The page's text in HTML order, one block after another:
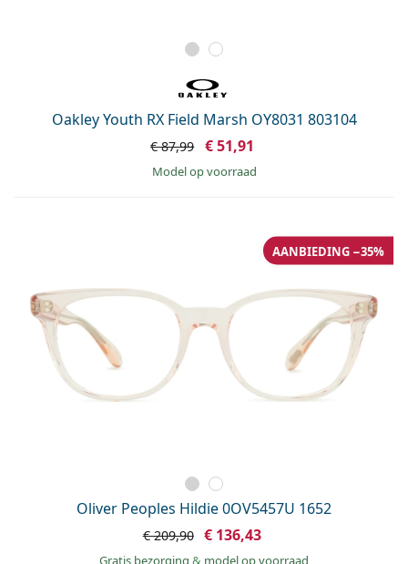
Oakley Youth RX Field Marsh OY8031 803104
€ 87,99 € 51,91
model op voorraad
Oliver Peoples Hildie 0OV5457U 1652
AANBIEDING −35%
€ 209,90 € 136,43